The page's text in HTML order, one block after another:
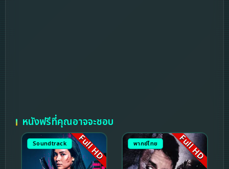
หนังฟรีที่คุณอาจจะชอบ
Soundtrack Full HD พากย์ไทย Full HD